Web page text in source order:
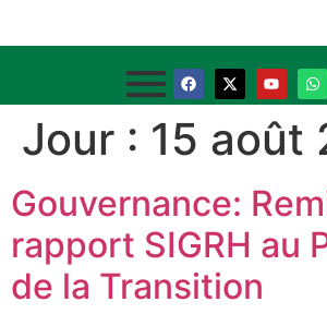
Jour : 15 août
Gouvernance:
rapport SIGRH au
de la Transition